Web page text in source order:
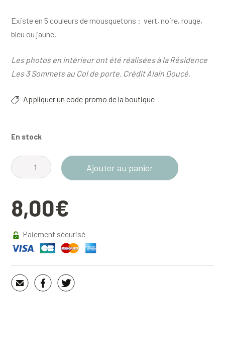
Existe en 5 couleurs de mousquetons : vert, noire, rouge,
bleu ou jaune.
Les photos en intérieur ont été réalisées à la Résidence
Les 3 Sommets au Col de porte. Crédit Alain Doucé.
Appliquer un code promo de la boutique
En stock
quantité
de
inox
avec
poignée
mousqueton
Ajouter au panier
8,00€
Paiement sécurisé